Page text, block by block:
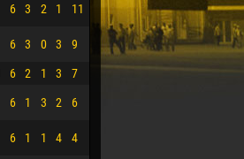
6 3 2 1 11
6 3 0 3 9
6 2 1 3 7
6 1 3 2 6
6 1 1 4 4